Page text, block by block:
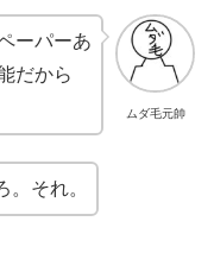
ムダ毛元帥
ーパーあ
だから
。それ。